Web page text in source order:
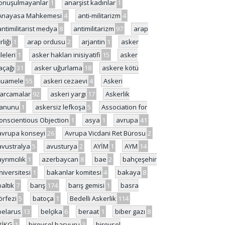
1 anarşist kadınlar 1
Mahkemesi 4 anti-militarizm 4
medya 8 antimilitarizm 97
arap
1 arap ordusu 2 arjantin 1
asker
1 asker hakları inisiyatifi 15
asker
31 asker uğurlama 18
askere kötü
55 askeri cezaevi 4
Askeri
92 askeri yargı 17
Askerlik
1 askersiz lefkoşa 5
Association for
Objection 1 asya 1 avrupa 41
konseyi 26 Avrupa Vicdani Ret Bürosu 2
5 avusturya 2 AYİM 1 AYM 14
1 azerbaycan 8 bae 2
bahçeşehir
1 bakanlar komitesi 4 bakaya 8
7 barış 174 barış gemisi 1
basra
5 batoça 1 Bedelli Askerlik 114
13 belçika 6 beraat 1 biber gazı 8